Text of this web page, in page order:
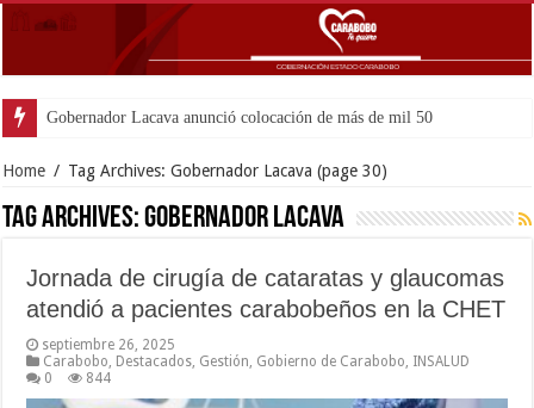
Home / Tag Archives: Gobernador Lacava (page 30)
Tag Archives:Gobernador Lacava
Jornada de cirugía de cataratas y glaucomas
atendió a pacientes carabobeños en la CHET
septiembre 26, 2025
Carabobo Destacados Gestión Gobierno de Carabobo INSALUD
0
844